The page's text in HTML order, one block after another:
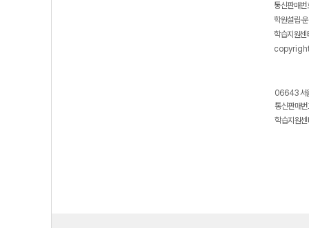
통신판매
학원설립·
학습지원
06643 서
통신판매
학습지원